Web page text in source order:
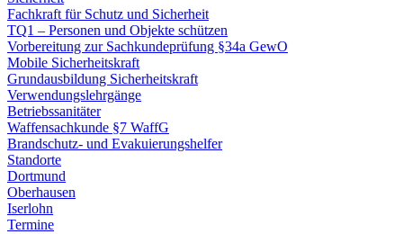
Fachkraft für Schutz und Sicherheit
TQ1 – Personen und Objekte schützen
Vorbereitung zur Sachkundeprüfung §34a GewO
Mobile Sicherheitskraft
Grundausbildung Sicherheitskraft
Verwendungslehrgänge
Betriebssanitäter
Waffensachkunde §7 WaffG
Brandschutz- und Evakuierungshelfer
Standorte
Dortmund
Oberhausen
Iserlohn
Termine